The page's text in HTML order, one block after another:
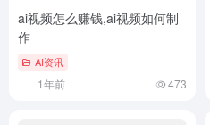
ai视频怎么赚钱,ai视频如何制
作
AI资讯
1年前 473